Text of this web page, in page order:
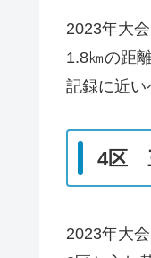
2023年大
1.8㎞の距
記録に近い
4区
2023年大